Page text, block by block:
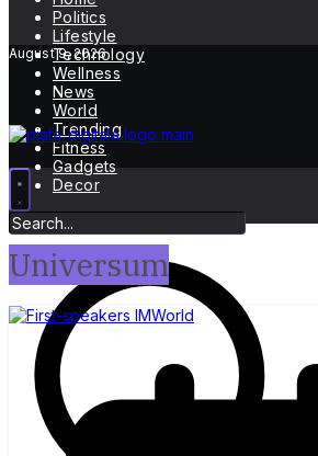
Politics
Lifestyle
Technology
Wellness
News
World
Trending
Fitness
Gadgets
Decor
August 9, 2026
Universum